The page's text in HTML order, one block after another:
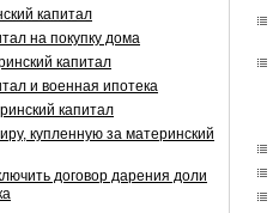
капитал
на покупку дома
капитал
и военная ипотека
капитал
купленную за материнский
договор дарения доли